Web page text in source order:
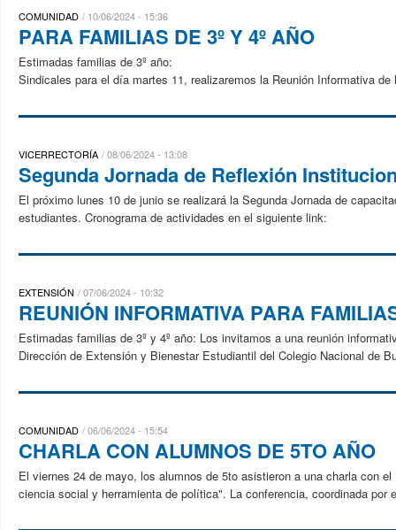
COMUNIDAD 10/06/2024 - 15:36
PARA FAMILIAS DE 3º Y 4º AÑO
Estimadas familias de 3º año: Queremos
Sindicales para el día martes 11, realizaremos la Reunión Informativa de
VICERRECTORÍA 08/06/2024 - 13:08
Segunda Jornada de Reflexión
El próximo lunes 10 de junio se realizará la Segunda Jornada de
estudiantes. Cronograma de actividades en el siguiente link:
EXTENSIÓN 07/06/2024 - 10:32
REUNIÓN INFORMATIVA PARA
Estimadas familias de 3º y 4º año: Los invitamos a una reunión
Dirección de Extensión y Bienestar Estudiantil del Colegio Nacional de
COMUNIDAD 06/06/2024 - 15:54
CHARLA CON ALUMNOS DE 5TO AÑO
El viernes 24 de mayo, los alumnos de 5to asistieron a una charla con
ciencia social y herramienta de política". La conferencia, coordinada por